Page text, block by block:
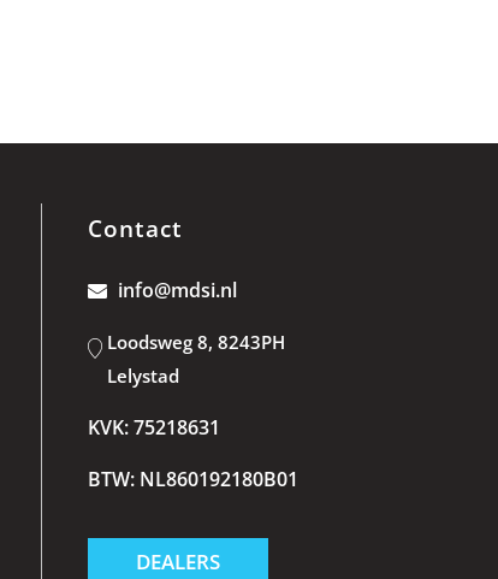
Contact
info@mdsi.nl
Loodsweg 8, 8243PH
Lelystad
KVK: 75218631
BTW: NL860192180B01
DEALERS